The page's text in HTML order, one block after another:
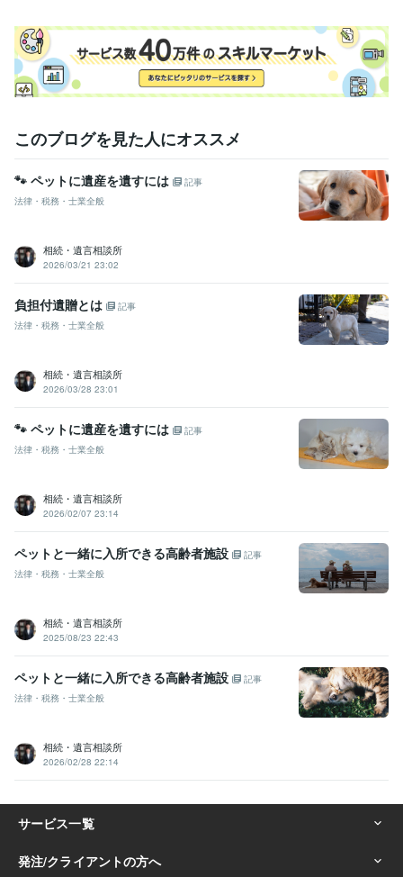
鳥取大学中退 1985年3月 ~ 1991年2月
このブログを見た人にオススメ
🐾 ペットに遺産を遺すには
記事
法律・税務・士業全般
相続・遺言相談所
2026/03/21 23:02
負担付遺贈とは
記事
法律・税務・士業全般
相続・遺言相談所
2026/03/28 23:01
🐾 ペットに遺産を遺すには
記事
法律・税務・士業全般
相続・遺言相談所
2026/02/07 23:14
ペットと一緒に入所できる高齢者施設
記事
法律・税務・士業全般
相続・遺言相談所
2025/08/23 22:43
ペットと一緒に入所できる高齢者施設
記事
法律・税務・士業全般
相続・遺言相談所
2026/02/28 22:14